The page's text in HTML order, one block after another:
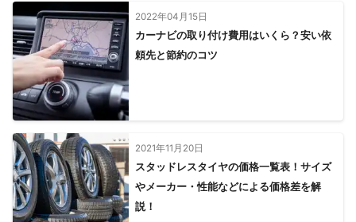
2022年04月15日
カーナビの取り付け費用はいくら？安い依
頼先と節約のコツ
2021年11月20日
スタッドレスタイヤの価格一覧表！サイズ
やメーカー・性能などによる価格差を解
説！